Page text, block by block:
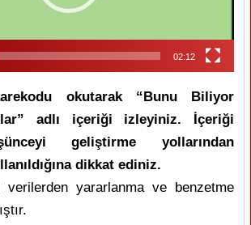
02:12
okutarak “Bunu Biliyor
adlı içeriği izleyiniz. İçeriği
geliştirme yollarından
dikkat ediniz.
verilerden yararlanma ve benzetme